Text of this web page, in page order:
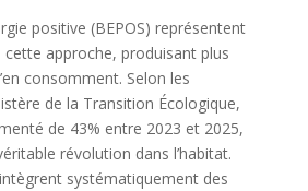
positive (BEPOS) représentent
cette approche, produisant plus
consomment. Selon les
de la Transition Écologique,
de 43% entre 2023 et 2025,
révolution dans l’habitat.
systématiquement des